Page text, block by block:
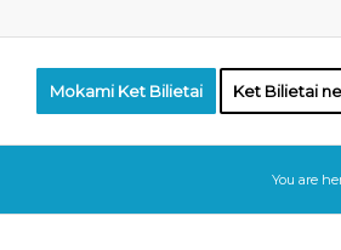
Mokami Ket Bilietai Ket Bilietai
You are